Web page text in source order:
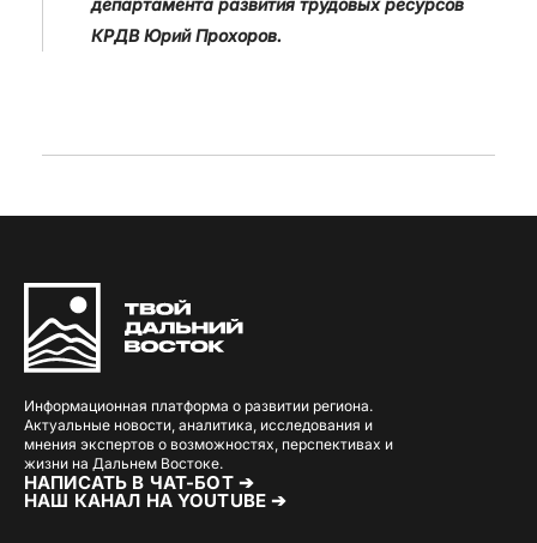
департамента развития трудовых ресурсов
КРДВ Юрий Прохоров.
Информационная платформа о развитии региона.
Актуальные новости, аналитика, исследования и
мнения экспертов о возможностях, перспективах и
жизни на Дальнем Востоке.
НАПИСАТЬ В ЧАТ-БОТ ➔
НАШ КАНАЛ НА YOUTUBE ➔